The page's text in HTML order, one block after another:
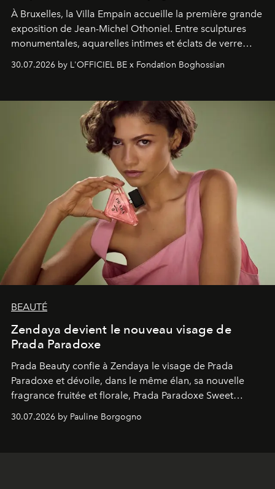
À Bruxelles, la Villa Empain accueille la première grande
exposition de Jean-Michel Othoniel. Entre sculptures
monumentales, aquarelles intimes et éclats de verre
soufflé, l’artiste français compose un itinéraire
émotionnel où chaque œuvre devient le souvenir
émerveillement.
30.07.2026 by L'OFFICIEL BE x Fondation Boghossian
BEAUTÉ
Zendaya devient le nouveau visage de
Prada Paradoxe
Prada Beauty confie à Zendaya le visage de Prada
Paradoxe et dévoile, dans le même élan, sa nouvelle
fragrance fruitée et florale, Prada Paradoxe Sweet
Chemistry Eau de Parfum.
30.07.2026 by Pauline Borgogno